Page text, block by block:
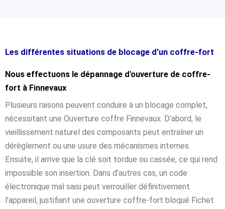
Les différentes situations de blocage d’un coffre-fort
Nous effectuons le dépannage d'ouverture de coffre-
fort à Finnevaux
Plusieurs raisons peuvent conduire à un blocage complet,
nécessitant une Ouverture coffre Finnevaux. D’abord, le
vieillissement naturel des composants peut entraîner un
dérèglement ou une usure des mécanismes internes.
Ensuite, il arrive que la clé soit tordue ou cassée, ce qui rend
impossible son insertion. Dans d’autres cas, un code
électronique mal saisi peut verrouiller définitivement
l’appareil, justifiant une ouverture coffre-fort bloqué Fichet